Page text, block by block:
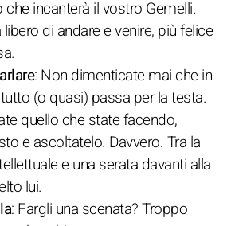
incanterà il vostro Gemelli.
di andare e venire, più felice
: Non dimenticate mai che in
(o quasi) passa per la testa.
quello che state facendo,
e ascoltatelo. Davvero. Tra la
e una serata davanti alla
lui.
: Fargli una scenata? Troppo